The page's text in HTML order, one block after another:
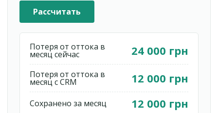
Рассчитать
Потеря от оттока в
месяц сейчас 24 000 грн
Потеря от оттока в
месяц с CRM 12 000 грн
Сохранено за месяц 12 000 грн